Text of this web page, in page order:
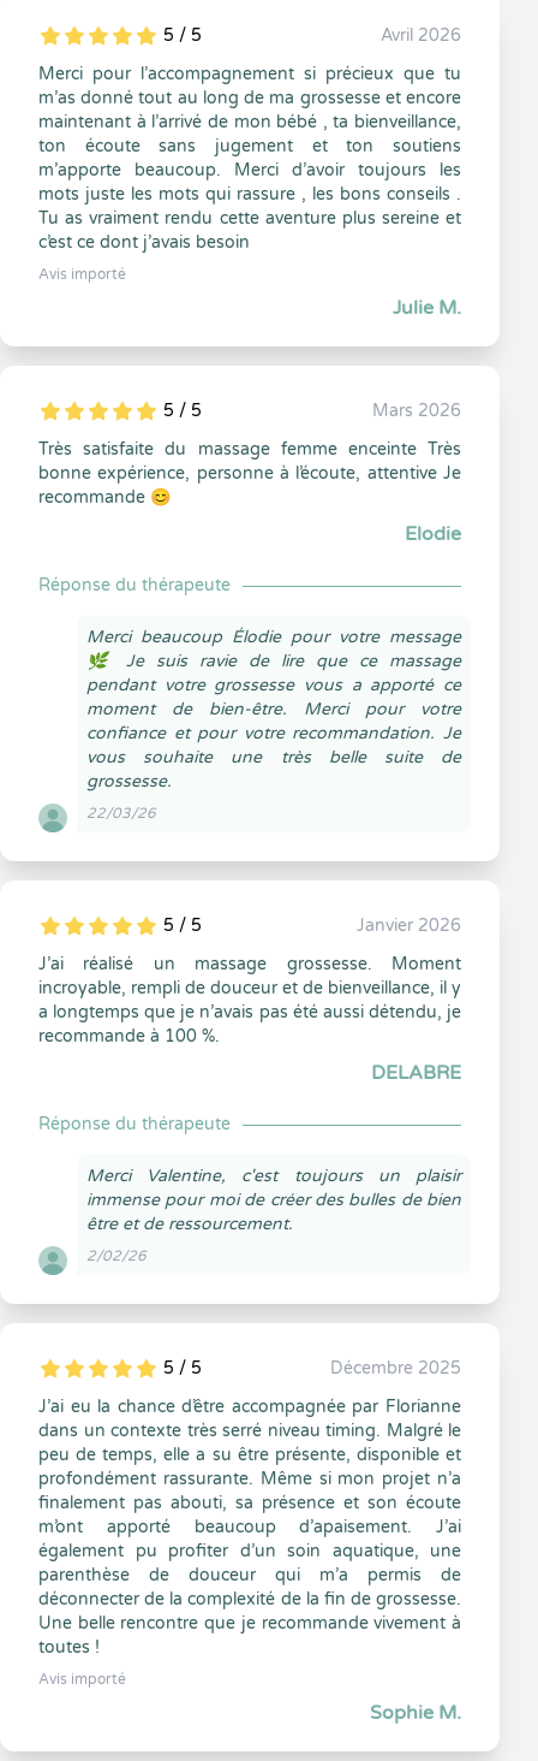
5
1
5
0 5 / 5
Avril 2026
Merci pour l’accompagnement si précieux que tu
m’as donné tout au long de ma grossesse et encore
maintenant à l’arrivé de mon bébé , ta bienveillance,
ton écoute sans jugement et ton soutiens
m’apporte beaucoup. Merci d’avoir toujours les
mots juste les mots qui rassure , les bons conseils .
Tu as vraiment rendu cette aventure plus sereine et
c’est ce dont j’avais besoin
Avis importé
Julie M.
5
1
5
0 5 / 5
Mars 2026
Très satisfaite du massage femme enceinte Très
bonne expérience, personne à l’écoute, attentive Je
recommande 😊
Elodie
Réponse du thérapeute
Merci beaucoup Élodie pour votre message
🌿 Je suis ravie de lire que ce massage
pendant votre grossesse vous a apporté ce
moment de bien-être. Merci pour votre
confiance et pour votre recommandation. Je
vous souhaite une très belle suite de
grossesse.
22/03/26
5
1
5
0 5 / 5
Janvier 2026
J’ai réalisé un massage grossesse. Moment
incroyable, rempli de douceur et de bienveillance, il y
a longtemps que je n’avais pas été aussi détendu, je
recommande à 100 %.
DELABRE
Réponse du thérapeute
Merci Valentine, c'est toujours un plaisir
immense pour moi de créer des bulles de bien
être et de ressourcement.
2/02/26
5
1
5
0 5 / 5
Décembre 2025
J’ai eu la chance d’être accompagnée par Florianne
dans un contexte très serré niveau timing. Malgré le
peu de temps, elle a su être présente, disponible et
profondément rassurante. Même si mon projet n’a
finalement pas abouti, sa présence et son écoute
m’ont apporté beaucoup d’apaisement. J’ai
également pu profiter d’un soin aquatique, une
parenthèse de douceur qui m’a permis de
déconnecter de la complexité de la fin de grossesse.
Une belle rencontre que je recommande vivement à
toutes !
Avis importé
Sophie M.